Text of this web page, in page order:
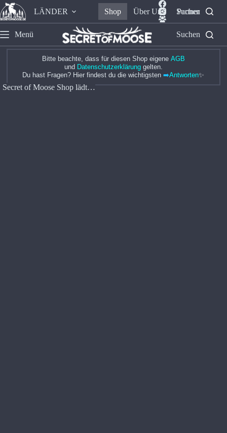
LÄNDER Shop Über Uns Partner
Suchen
Menü Suchen
Bitte beachte, dass für diesen Shop eigene AGB
und Datenschutzerklärunggelten.
Du hast Fragen? Hier findest du die wichtigsten➡️Antworten✨
Secret of Moose Shop lädt…